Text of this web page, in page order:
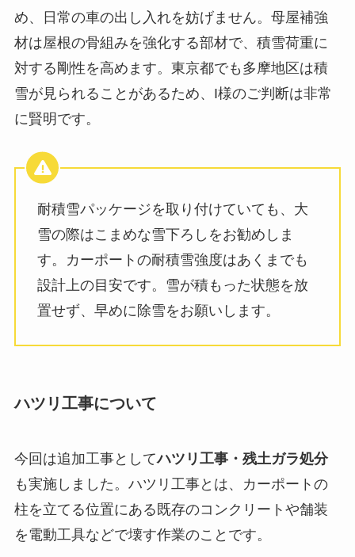
め、日常の車の出し入れを妨げません。母屋補強
材は屋根の骨組みを強化する部材で、積雪荷重に
対する剛性を高めます。東京都でも多摩地区は積
雪が見られることがあるため、I様のご判断は非常
に賢明です。
耐積雪パッケージを取り付けていても、大
雪の際はこまめな雪下ろしをお勧めしま
す。カーポートの耐積雪強度はあくまでも
設計上の目安です。雪が積もった状態を放
置せず、早めに除雪をお願いします。
ハツリ工事について
今回は追加工事としてハツリ工事・残土ガラ処分
も実施しました。ハツリ工事とは、カーポートの
柱を立てる位置にある既存のコンクリートや舗装
を電動工具などで壊す作業のことです。